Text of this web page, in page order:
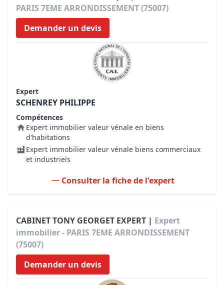
PARIS 7EME ARRONDISSEMENT (75007)
Demander un devis
Expert
SCHENREY PHILIPPE
Compétences
Expert immobilier valeur vénale en biens
d'habitations
Expert immobilier valeur vénale biens commerciaux
et industriels
Consulter la fiche de l'expert
CABINET TONY GEORGET EXPERT | Expert
immobilier - PARIS 7EME ARRONDISSEMENT
(75007)
Demander un devis